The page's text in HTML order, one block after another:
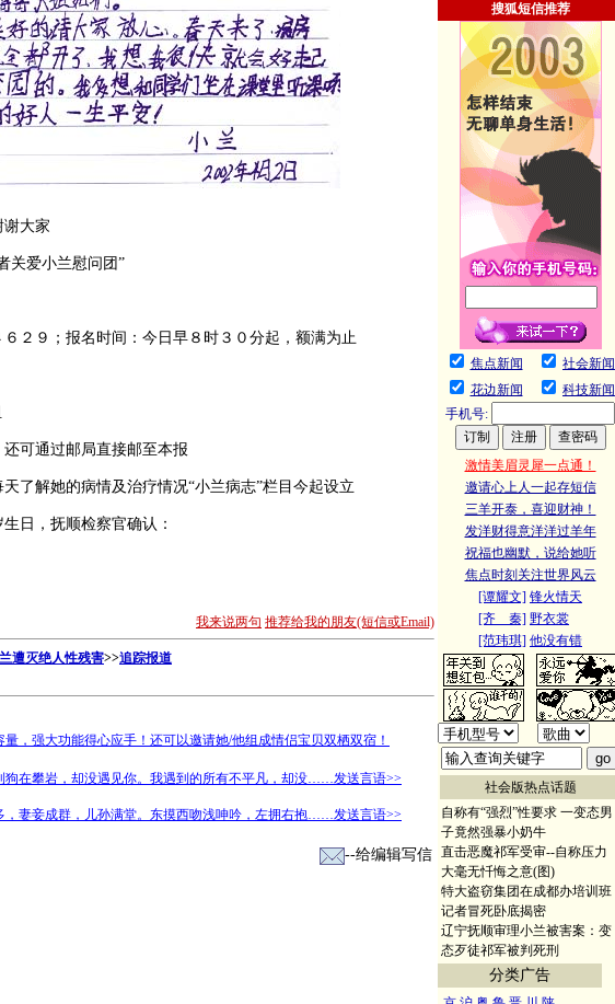
大家
爱小兰慰问团”
９；报名时间：今日早８时３０分起，额满为止
可通过邮局直接邮至本报
解她的病情及治疗情况“小兰病志”栏目今起设立
日，抚顺检察官确认：
我来说两句 推荐给我的朋友(短信或Email)
遭灭绝人性残害>>追踪报道
，强大功能得心应手！还可以邀请她/他组成情侣宝贝双栖双宿！
狗在攀岩，却没遇见你。我遇到的所有不平凡，却没……发送言语>>
，妻妾成群，儿孙满堂。东摸西吻浅呻吟，左拥右抱……发送言语>>
--给编辑写信
搜狐短信推荐
焦点新闻
社会新闻
花边新闻
科技新闻
手机号:
激情美眉灵犀一点通！
邀请心上人一起存短信
三羊开泰，喜迎财神！
发洋财得意洋洋过羊年
祝福也幽默，说给她听
焦点时刻关注世界风云
[谭耀文] 锋火情天
[齐 秦] 野衣裳
[范玮琪] 他没有错
社会版热点话题
自称有“强烈”性要求 一变态男
子竟然强暴小奶牛
直击恶魔祁军受审--自称压力
大毫无忏悔之意(图)
特大盗窃集团在成都办培训班
记者冒死卧底揭密
辽宁抚顺审理小兰被害案：变
态歹徒祁军被判死刑
分类广告